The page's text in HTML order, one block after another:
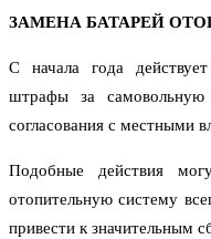
ЗАМЕНА БАТАРЕЙ
С начала года
штрафы за самовольную
согласования с местными
Подобные действия
отопительную систему
привести к значительным